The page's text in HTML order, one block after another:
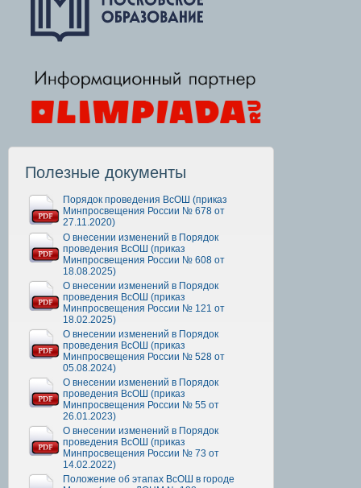
Полезные документы
Порядок проведения ВсОШ (приказ
Минпросвещения России № 678 от
27.11.2020)
О внесении изменений в Порядок
проведения ВсОШ (приказ
Минпросвещения России № 608 от
18.08.2025)
О внесении изменений в Порядок
проведения ВсОШ (приказ
Минпросвещения России № 121 от
18.02.2025)
О внесении изменений в Порядок
проведения ВсОШ (приказ
Минпросвещения России № 528 от
05.08.2024)
О внесении изменений в Порядок
проведения ВсОШ (приказ
Минпросвещения России № 55 от
26.01.2023)
О внесении изменений в Порядок
проведения ВсОШ (приказ
Минпросвещения России № 73 от
14.02.2022)
Положение об этапах ВсОШ в городе